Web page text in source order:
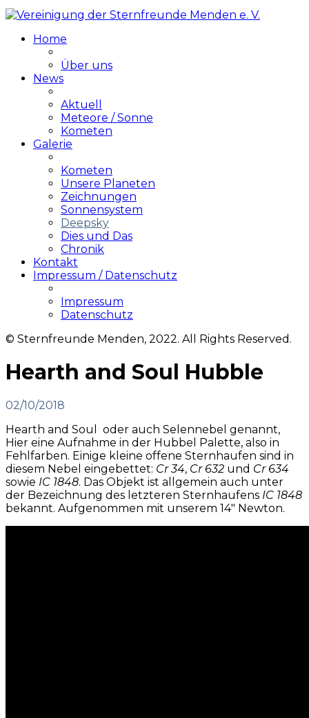
Home
Über uns
News
Aktuell
Meteore / Sonne
Kometen
Galerie
Kometen
Unsere Planeten
Zeichnungen
Sonnensystem
Deepsky
Dies und Das
Chronik
Kontakt
Impressum / Datenschutz
Impressum
Datenschutz
© Sternfreunde Menden, 2022. All Rights Reserved.
Hearth and Soul Hubble
02/10/2018
Hearth and Soul oder auch Selennebel genannt,
Hier eine Aufnahme in der Hubbel Palette, also in
Fehlfarben. Einige kleine offene Sternhaufen sind in
diesem Nebel eingebettet: Cr 34, Cr 632 und Cr 634
sowie IC 1848. Das Objekt ist allgemein auch unter
der Bezeichnung des letzteren Sternhaufens IC 1848
bekannt. Aufgenommen mit unserem 14″ Newton.